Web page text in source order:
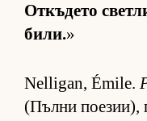
От­къ­дето
би­ли.»
Nelligan, Émile.
(Пълни по­е­зи­и),